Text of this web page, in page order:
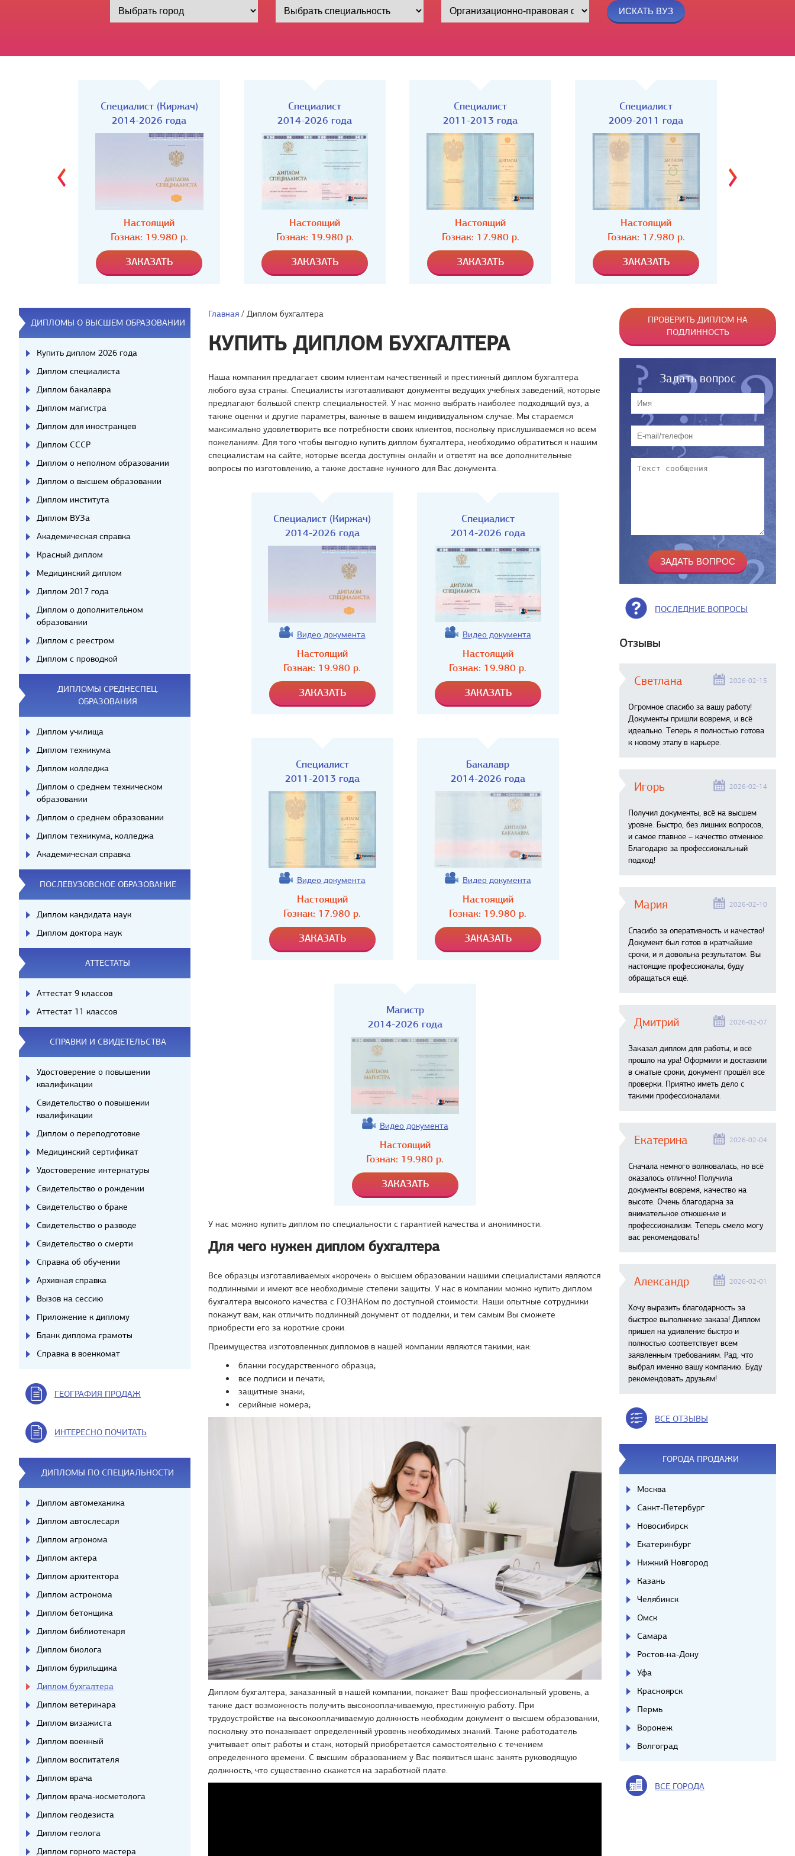
Специалист
2014-2026 года
Настоящий
Гознак: 19.980 р.
Специалист
2011-2013 года
Настоящий
Гознак: 17.980 р.
Специалист
2009-2011 года
Настоящий
Гознак: 17.980 р.
Специалист
2004-2008 года
Настоящий
Гознак: 16.980 р.
Главная / Диплом бухгалтера
КУПИТЬ ДИПЛОМ БУХГАЛТЕРА
Наша компания предлагает своим клиентам качественный и престижный диплом бухгалтера
любого вуза страны. Специалисты изготавливают документы ведущих учебных заведений, которые
предлагают большой спектр специальностей. У нас можно выбрать наиболее подходящий вуз, а
также оценки и другие параметры, важные в вашем индивидуальном случае. Мы стараемся
максимально удовлетворить все потребности своих клиентов, поскольку прислушиваемся ко всем
пожеланиям. Для того чтобы выгодно купить диплом бухгалтера, необходимо обратиться к нашим
специалистам на сайте, которые всегда доступны онлайн и ответят на все дополнительные
вопросы по изготовлению, а также доставке нужного для Вас документа.
Специалист (Киржач)
2014-2026 года
Видео документа
Настоящий
Гознак: 19.980 р.
Специалист
2014-2026 года
Видео документа
Настоящий
Гознак: 19.980 р.
Специалист
2011-2013 года
Видео документа
Настоящий
Гознак: 17.980 р.
Бакалавр
2014-2026 года
Видео документа
Настоящий
Гознак: 19.980 р.
Магистр
2014-2026 года
Видео документа
Настоящий
Гознак: 19.980 р.
У нас можно купить диплом по специальности с гарантией качества и анонимности.
Для чего нужен диплом бухгалтера
Все образцы изготавливаемых «корочек» о высшем образовании нашими специалистами являются
подлинными и имеют все необходимые степени защиты. У нас в компании можно купить диплом
бухгалтера высокого качества с ГОЗНАКом по доступной стоимости. Наши опытные сотрудники
покажут вам, как отличить подлинный документ от подделки, и тем самым Вы сможете
приобрести его за короткие сроки.
Преимущества изготовленных дипломов в нашей компании являются такими, как:
бланки государственного образца;
все подписи и печати;
защитные знаки;
серийные номера;
Диплом бухгалтера, заказанный в нашей компании, покажет Ваш профессиональный уровень, а
также даст возможность получить высокооплачиваемую, престижную работу. При
трудоустройстве на высокооплачиваемую должность необходим документ о высшем образовании,
поскольку это показывает определенный уровень необходимых знаний. Также работодатель
учитывает опыт работы и стаж, который приобретается самостоятельно с течением
определенного времени. С высшим образованием у Вас появиться шанс занять руководящую
должность, что существенно скажется на заработной плате.
ДИПЛОМЫ О ВЫСШЕМ ОБРАЗОВАНИИ
Купить диплом 2026 года
Диплом специалиста
Диплом бакалавра
Диплом магистра
Диплом для иностранцев
Диплом СССР
Диплом о неполном образовании
Диплом о высшем образовании
Диплом института
Диплом ВУЗа
Академическая справка
Красный диплом
Медицинский диплом
Диплом 2017 года
Диплом о дополнительном
образовании
Диплом с реестром
Диплом с проводкой
ДИПЛОМЫ СРЕДНЕСПЕЦ.
ОБРАЗОВАНИЯ
Диплом училища
Диплом техникума
Диплом колледжа
Диплом о среднем техническом
образовании
Диплом о среднем образовании
Диплом техникума, колледжа
Академическая справка
ПОСЛЕВУЗОВСКОЕ ОБРАЗОВАНИЕ
Диплом кандидата наук
Диплом доктора наук
АТТЕСТАТЫ
Аттестат 9 классов
Аттестат 11 классов
СПРАВКИ И СВИДЕТЕЛЬСТВА
Удостоверение о повышении
квалификации
Свидетельство о повышении
квалификации
Диплом о переподготовке
Медицинский сертификат
Удостоверение интернатуры
Свидетельство о рождении
Свидетельство о браке
Свидетельство о разводе
Свидетельство о смерти
Справка об обучении
Архивная справка
Вызов на сессию
Приложение к диплому
Бланк диплома грамоты
Справка в военкомат
ГЕОГРАФИЯ ПРОДАЖ
ИНТЕРЕСНО ПОЧИТАТЬ
ДИПЛОМЫ ПО СПЕЦИАЛЬНОСТИ
Диплом автомеханика
Диплом автослесаря
Диплом агронома
Диплом актера
Диплом архитектора
Диплом астронома
Диплом бетонщика
Диплом библиотекаря
Диплом биолога
Диплом бурильщика
Диплом бухгалтера
Диплом ветеринара
Диплом визажиста
Диплом военный
Диплом воспитателя
Диплом врача
Диплом врача-косметолога
Диплом геодезиста
Диплом геолога
Диплом горного мастера
ПРОВЕРИТЬ ДИПЛОМ НА
ПОДЛИННОСТЬ
Задать вопрос
ПОСЛЕДНИЕ ВОПРОСЫ
Отзывы
Светлана 2026-02-15
Огромное спасибо за вашу работу!
Документы пришли вовремя, и всё
идеально. Теперь я полностью готова
к новому этапу в карьере.
Игорь 2026-02-14
Получил документы, всё на высшем
уровне. Быстро, без лишних вопросов,
и самое главное – качество отменное.
Благодарю за профессиональный
подход!
Мария 2026-02-10
Спасибо за оперативность и качество!
Документ был готов в кратчайшие
сроки, и я довольна результатом. Вы
настоящие профессионалы, буду
обращаться ещё.
Дмитрий 2026-02-07
Заказал диплом для работы, и всё
прошло на ура! Оформили и доставили
в сжатые сроки, документ прошёл все
проверки. Приятно иметь дело с
такими профессионалами.
Екатерина 2026-02-04
Сначала немного волновалась, но всё
оказалось отлично! Получила
документы вовремя, качество на
высоте. Очень благодарна за
внимательное отношение и
профессионализм. Теперь смело могу
вас рекомендовать!
Александр 2026-02-01
Хочу выразить благодарность за
быстрое выполнение заказа! Диплом
пришел на удивление быстро и
полностью соответствует всем
заявленным требованиям. Рад, что
выбрал именно вашу компанию. Буду
рекомендовать друзьям!
ВСЕ ОТЗЫВЫ
ГОРОДА ПРОДАЖИ
Москва
Санкт-Петербург
Новосибирск
Екатеринбург
Нижний Новгород
Казань
Челябинск
Омск
Самара
Ростов-на-Дону
Уфа
Красноярск
Пермь
Воронеж
Волгоград
ВСЕ ГОРОДА